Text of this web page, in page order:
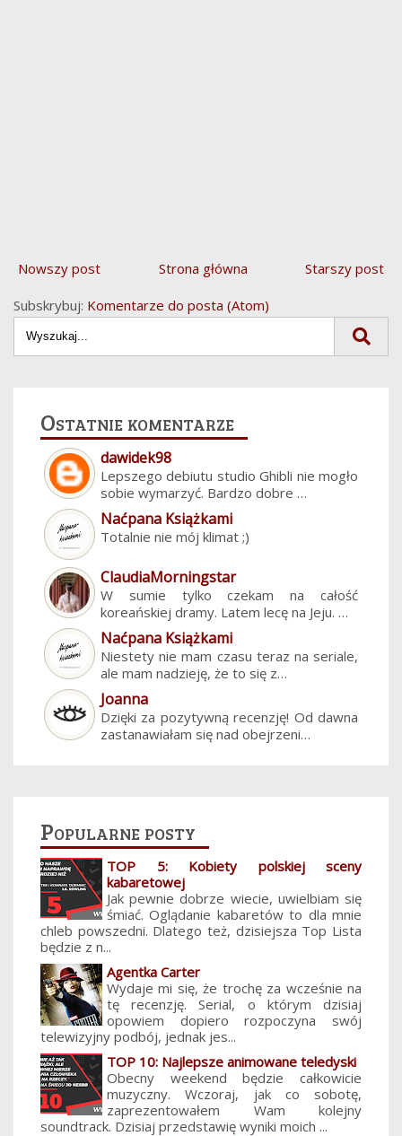
Nowszy post Starszy post
Strona główna
Subskrybuj: Komentarze do posta (Atom)
Ostatnie komentarze
dawidek98
Lepszego debiutu studio Ghibli nie mogło
sobie wymarzyć. Bardzo dobre …
Naćpana Książkami
Totalnie nie mój klimat ;)
ClaudiaMorningstar
W sumie tylko czekam na całość
koreańskiej dramy. Latem lecę na Jeju. …
Naćpana Książkami
Niestety nie mam czasu teraz na seriale,
ale mam nadzieję, że to się z…
Joanna
Dzięki za pozytywną recenzję! Od dawna
zastanawiałam się nad obejrzeni…
Popularne posty
TOP 5: Kobiety polskiej sceny
kabaretowej
Jak pewnie dobrze wiecie, uwielbiam się
śmiać. Oglądanie kabaretów to dla mnie
chleb powszedni. Dlatego też, dzisiejsza Top Lista
będzie z n...
Agentka Carter
Wydaje mi się, że trochę za wcześnie na
tę recenzję. Serial, o którym dzisiaj
opowiem dopiero rozpoczyna swój
telewizyjny podbój, jednak jes...
TOP 10: Najlepsze animowane teledyski
Obecny weekend będzie całkowicie
muzyczny. Wczoraj, jak co sobotę,
zaprezentowałem Wam kolejny
soundtrack. Dzisiaj przedstawię wyniki moich ...